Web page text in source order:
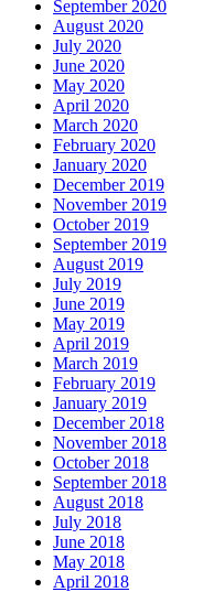
September 2020
August 2020
July 2020
June 2020
May 2020
April 2020
March 2020
February 2020
January 2020
December 2019
November 2019
October 2019
September 2019
August 2019
July 2019
June 2019
May 2019
April 2019
March 2019
February 2019
January 2019
December 2018
November 2018
October 2018
September 2018
August 2018
July 2018
June 2018
May 2018
April 2018